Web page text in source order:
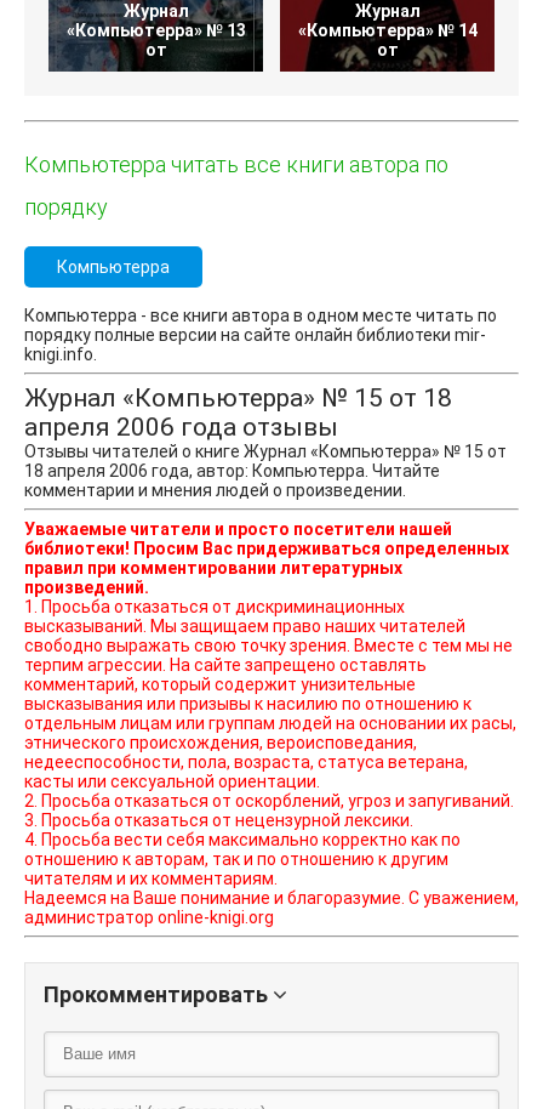
Журнал
«Компьютерра» № 13
от
Журнал
«Компьютерра» № 14
от
Компьютерра читать все книги автора по
порядку
Компьютерра
Компьютерра - все книги автора в одном месте читать по
порядку полные версии на сайте онлайн библиотеки mir-
knigi.info.
Журнал «Компьютерра» № 15 от 18
апреля 2006 года отзывы
Отзывы читателей о книге Журнал «Компьютерра» № 15 от
18 апреля 2006 года, автор: Компьютерра. Читайте
комментарии и мнения людей о произведении.
Уважаемые читатели и просто посетители нашей
библиотеки! Просим Вас придерживаться определенных
правил при комментировании литературных
произведений.
1. Просьба отказаться от дискриминационных
высказываний. Мы защищаем право наших читателей
свободно выражать свою точку зрения. Вместе с тем мы не
терпим агрессии. На сайте запрещено оставлять
комментарий, который содержит унизительные
высказывания или призывы к насилию по отношению к
отдельным лицам или группам людей на основании их расы,
этнического происхождения, вероисповедания,
недееспособности, пола, возраста, статуса ветерана,
касты или сексуальной ориентации.
2. Просьба отказаться от оскорблений, угроз и запугиваний.
3. Просьба отказаться от нецензурной лексики.
4. Просьба вести себя максимально корректно как по
отношению к авторам, так и по отношению к другим
читателям и их комментариям.
Надеемся на Ваше понимание и благоразумие. С уважением,
администратор online-knigi.org
Прокомментировать